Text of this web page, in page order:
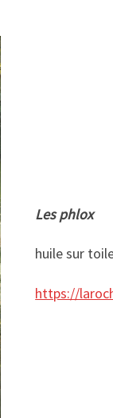
Les phlox
huile sur
https://